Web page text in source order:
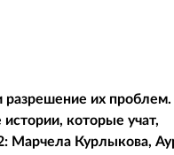
разрешение их
которые учат,
Марчела Курлыкова,